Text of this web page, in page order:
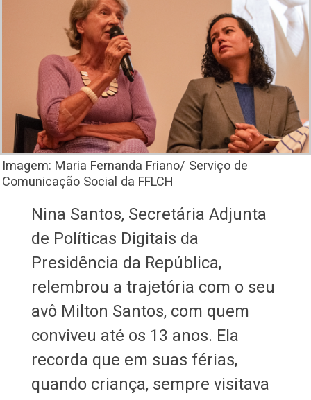
Imagem: Maria Fernanda Friano/ Serviço de
Comunicação Social da FFLCH
Nina Santos, Secretária Adjunta
de Políticas Digitais da
Presidência da República,
relembrou a trajetória com o seu
avô Milton Santos, com quem
conviveu até os 13 anos. Ela
recorda que em suas férias,
quando criança, sempre visitava